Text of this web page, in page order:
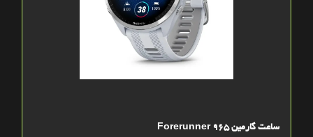
ساعت گارمین Forerunner 965